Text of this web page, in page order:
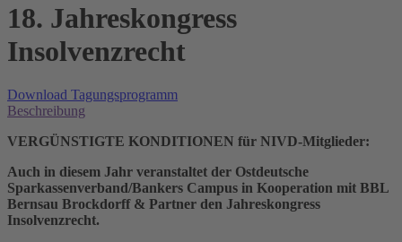
18. Jahreskongress
Insolvenzrecht
Download Tagungsprogramm
Beschreibung
VERGÜNSTIGTE KONDITIONEN für NIVD-Mitglieder:
Auch in diesem Jahr veranstaltet der Ostdeutsche
Sparkassenverband/Bankers Campus in Kooperation mit BBL
Bernsau Brockdorff & Partner den Jahreskongress
Insolvenzrecht.